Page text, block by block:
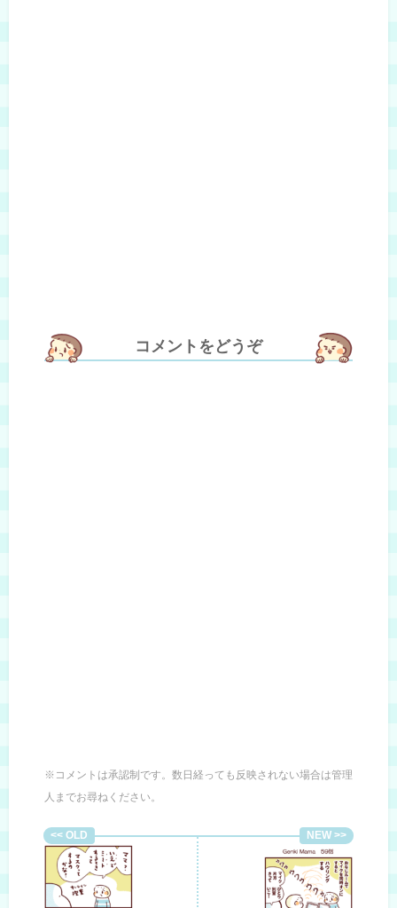
コメントをどうぞ
※コメントは承認制です。数日経っても反映されない場合は管理
人までお尋ねください。